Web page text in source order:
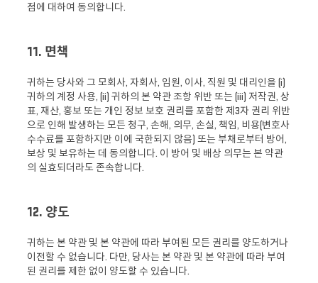
점에 대하여 동의합니다.
11. 면책
귀하는 당사와 그 모회사, 자회사, 임원, 이사, 직원 및 대리인을 (i)
귀하의 계정 사용, (ii) 귀하의 본 약관 조항 위반 또는 (iii) 저작권, 상
표, 재산, 홍보 또는 개인 정보 보호 권리를 포함한 제3자 권리 위반
으로 인해 발생하는 모든 청구, 손해, 의무, 손실, 책임, 비용(변호사
수수료를 포함하지만 이에 국한되지 않음) 또는 부채로부터 방어,
보상 및 보유하는 데 동의합니다. 이 방어 및 배상 의무는 본 약관
의 실효되더라도 존속합니다.
12. 양도
귀하는 본 약관 및 본 약관에 따라 부여된 모든 권리를 양도하거나
이전할 수 없습니다. 다만, 당사는 본 약관 및 본 약관에 따라 부여
된 권리를 제한 없이 양도할 수 있습니다.